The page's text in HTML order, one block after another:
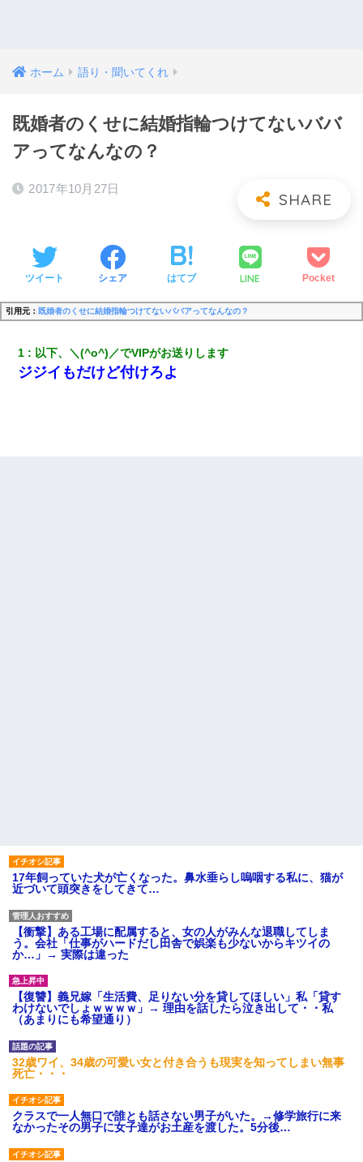
ホーム 語り・聞いてくれ
既婚者のくせに結婚指輪つけてないババ
アってなんなの？
2017年10月27日
ツイート シェア はてブ LINE Pocket
引用元： 既婚者のくせに結婚指輪つけてないババアってなんなの？
1 以下、＼(^o^)／でVIPがお送りします
ジジイもだけど付けろよ
17年飼っていた犬が亡くなった。鼻水垂らし嗚咽する私に、猫が
近づいて頭突きをしてきて…
【衝撃】ある工場に配属すると、女の人がみんな退職してしま
う。会社「仕事がハードだし田舎で娯楽も少ないからキツイの
か…」→ 実際は違った
【復讐】義兄嫁「生活費、足りない分を貸してほしい」私「貸す
わけないでしょｗｗｗｗ」→ 理由を話したら泣き出して・・私
（あまりにも希望通り）
32歳ワイ、34歳の可愛い女と付き合うも現実を知ってしまい無事
死亡・・・
クラスで一人無口で誰とも話さない男子がいた。→修学旅行に来
なかったその男子に女子達がお土産を渡した。5分後…